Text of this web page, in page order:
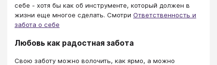
себе - хотя бы как об инструменте, который должен в
жизни еще многое сделать. Смотри Ответственность и
забота о себе
Любовь как радостная забота
Свою заботу можно волочить, как ярмо, а можно